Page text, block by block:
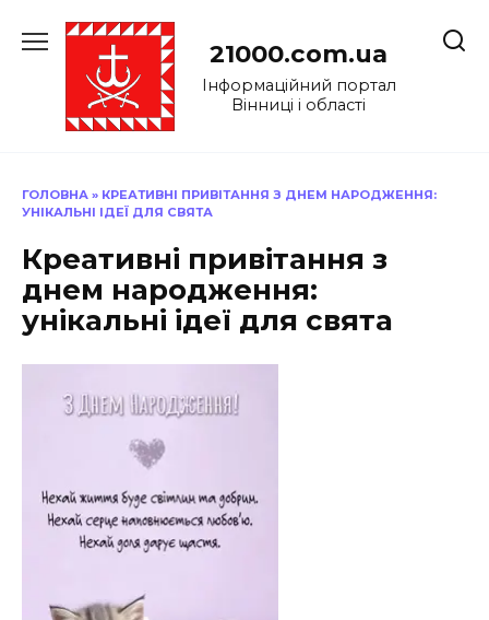
до
21000.com.ua
Інформаційний портал
Вінниці і області
ГОЛОВНА » КРЕАТИВНІ ПРИВІТАННЯ З ДНЕМ НАРОДЖЕННЯ:
УНІКАЛЬНІ ІДЕЇ ДЛЯ СВЯТА
Креативні привітання з
днем народження:
унікальні ідеї для свята